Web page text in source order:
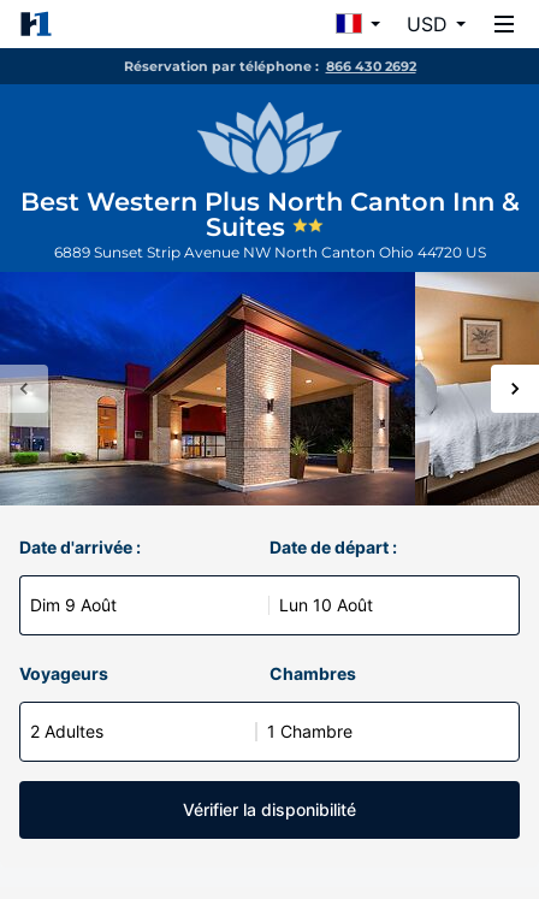
USD
Réservation par téléphone : 866 430 2692
Best Western Plus North Canton Inn &
Suites
6889 Sunset Strip Avenue NW North Canton Ohio 44720 US
Date d'arrivée :
Dim 9 Août
Date de départ :
Lun 10 Août
Voyageurs Chambres
2 Adultes 1 Chambre
Vérifier la disponibilité